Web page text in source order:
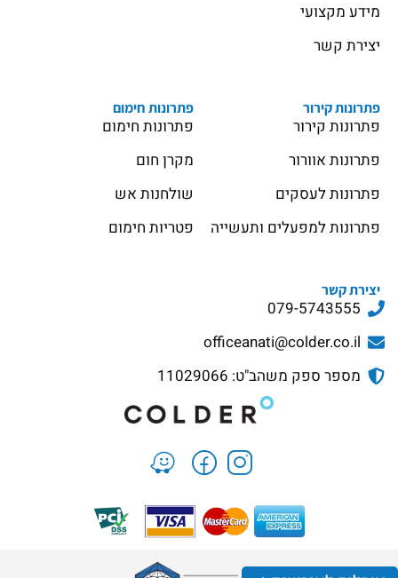
מידע מקצועי
יצירת קשר
פתרונות קירור
פתרונות קירור
פתרונות אוורור
פתרונות לעסקים
פתרונות למפעלים ותעשייה
פתרונות חימום
פתרונות חימום
מקרן חום
שולחנות אש
פטריות חימום
יצירת קשר
079-5743555
officeanati@colder.co.il
מספר ספק משהב"ט: 11029066